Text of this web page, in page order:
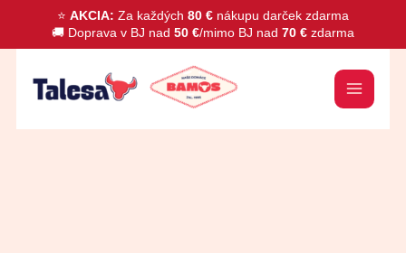
⭐ AKCIA: Za každých 80 € nákupu darček zdarma
🚚 Doprava v BJ nad 50 €/mimo BJ nad 70 € zdarma
Preskočiť
Flank